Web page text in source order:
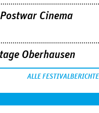
Cinema
Oberhausen
ALLE FESTIVALBERICHTE